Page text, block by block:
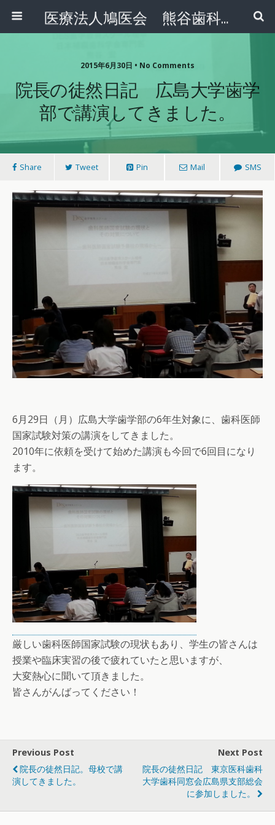
医療法人鳩医会 熊谷歯科クリニック
2015年6月30日 • No Comments
院長の徒然日記 広島大学歯学
部で講演してきました。
Share Tweet Pin Mail SMS
6月29日（月）広島大学歯学部の6年生対象に、歯科医師
国家試験対策の講演をしてきました。
2010年に依頼を受けて始めた講演も今回で6回目になり
ます。
厳しい歯科医師国家試験の現状もあり、学生の皆さんは
授業や臨床実習の後で疲れていたと思いますが、
大変熱心に聞いて頂きました。
皆さんがんばってください！
Previous Post
院長の徒然日記。母校で講
演してきました。
Next Post
院長の徒然日記 東京医科歯科
大学歯科同窓会広島県支部総会
に参加しました。